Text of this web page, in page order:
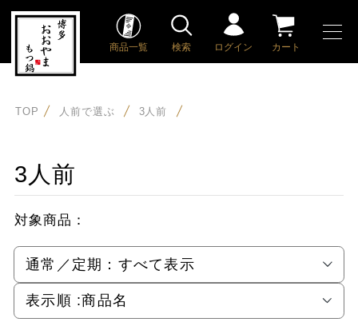
商品一覧 検索 ログイン カート
TOP 人前で選ぶ 3人前
3人前
対象商品：
通常／定期： すべて表示
表示順 :商品名